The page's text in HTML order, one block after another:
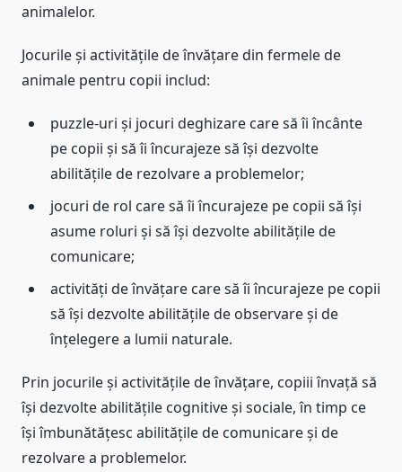
animalelor.
Jocurile și activitățile de învățare din fermele de
animale pentru copii includ:
puzzle-uri și jocuri deghizare care să îi încânte
pe copii și să îi încurajeze să își dezvolte
abilitățile de rezolvare a problemelor;
jocuri de rol care să îi încurajeze pe copii să își
asume roluri și să își dezvolte abilitățile de
comunicare;
activități de învățare care să îi încurajeze pe copii
să își dezvolte abilitățile de observare și de
înțelegere a lumii naturale.
Prin jocurile și activitățile de învățare, copiii învață să
își dezvolte abilitățile cognitive și sociale, în timp ce
își îmbunătățesc abilitățile de comunicare și de
rezolvare a problemelor.